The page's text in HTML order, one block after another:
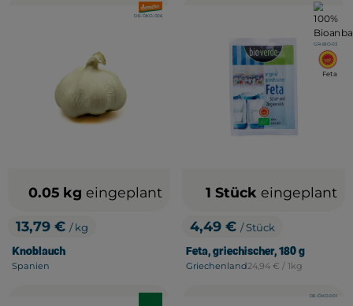
, Preis:
13,79 € / kg
Knoblauch
, Herkunft:
Spanien
0.05 kg eingeplant
, Verband:
, Kontrollstelle:
DE-ÖKO-006
, Preis:
4,49 €/ Stück
Feta, griechischer, 180 g
, Herkunft:
Griechenland, Referenzpreis:
24,94 €/ 1kg
1 Stück eingeplant
,
, Kontrollstelle:
GR-BIO-03
,
Feta
,, Kontrollstelle:
DE-ÖKO-001